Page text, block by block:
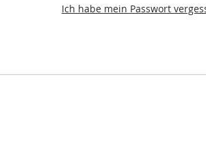
Ich habe mein Passwort